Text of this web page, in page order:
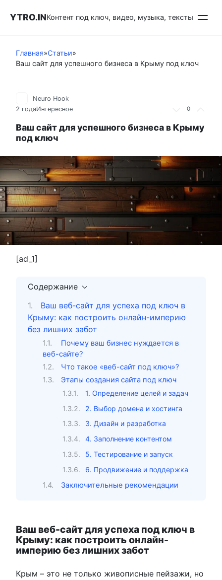
YTRO.INКонтент под ключ, видео, музыка, тексты
Главная»Статьи»
Ваш сайт для успешного бизнеса в Крыму под ключ
0
Neuro Hook
2 годаИнтересное
Ваш сайт для успешного бизнеса в Крыму
под ключ
[ad_1]
Содержание
Ваш веб-сайт для успеха под ключ в
Крыму: как построить онлайн-империю
без лишних забот
Почему ваш бизнес нуждается в
веб-сайте?
Что такое «веб-сайт под ключ»?
Этапы создания сайта под ключ
1. Определение целей и задач
2. Выбор домена и хостинга
3. Дизайн и разработка
4. Заполнение контентом
5. Тестирование и запуск
6. Продвижение и поддержка
Заключительные рекомендации
Ваш веб-сайт для успеха под ключ в
Крыму: как построить онлайн-
империю без лишних забот
Крым – это не только живописные пейзажи, но